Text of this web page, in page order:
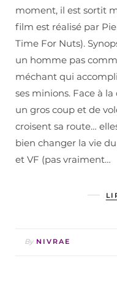
moment, il est sortit
film est réalisé par
Time For Nuts).
un homme pas
méchant qui
ses minions. Face à
un gros coup et de
croisent sa route…
bien changer la vie
et VF (pas vraiment…
By NIVRAE